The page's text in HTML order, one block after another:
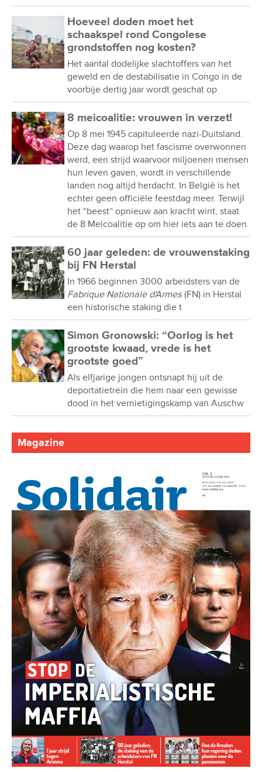
Hoeveel doden moet het
schaakspel rond Congolese
grondstoffen nog kosten?
Het aantal dodelijke slachtoffers van het
geweld en de destabilisatie in Congo in de
voorbije dertig jaar wordt geschat op
8 meicoalitie: vrouwen in verzet!
Op 8 mei 1945 capituleerde nazi-Duitsland.
Deze dag waarop het fascisme overwonnen
werd, een strijd waarvoor miljoenen mensen
hun leven gaven, wordt in verschillende
landen nog altijd herdacht. In België is het
echter geen officiële feestdag meer. Terwijl
het “beest” opnieuw aan kracht wint, staat
de 8 Meicoalitie op om hier iets aan te doen.
60 jaar geleden: de vrouwenstaking
bij FN Herstal
In 1966 beginnen 3000 arbeidsters van de
Fabrique Nationale d'Armes (FN) in Herstal
een historische staking die t
Simon Gronowski: “Oorlog is het
grootste kwaad, vrede is het
grootste goed”
Als elfjarige jongen ontsnapt hij uit de
deportatietrein die hem naar een gewisse
dood in het vernietigingskamp van Auschw
Magazine